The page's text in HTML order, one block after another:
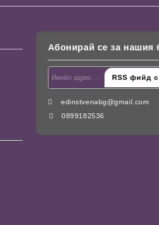
Абонирай се за нашия
edinstvenabg@gmail.com
0899182536